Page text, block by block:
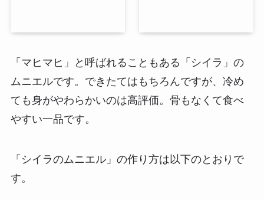
「マヒマヒ」と呼ばれることもある「シイラ」の
ムニエルです。できたてはもちろんですが、 冷め
ても身がやわらかいのは高評価。骨もなくて食べ
やすい一品です。
「シイラのムニエル」の作り方は以下のとおりで
す。